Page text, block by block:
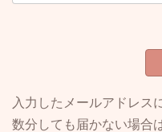
入力したメールアドレス
数分しても届かない場合